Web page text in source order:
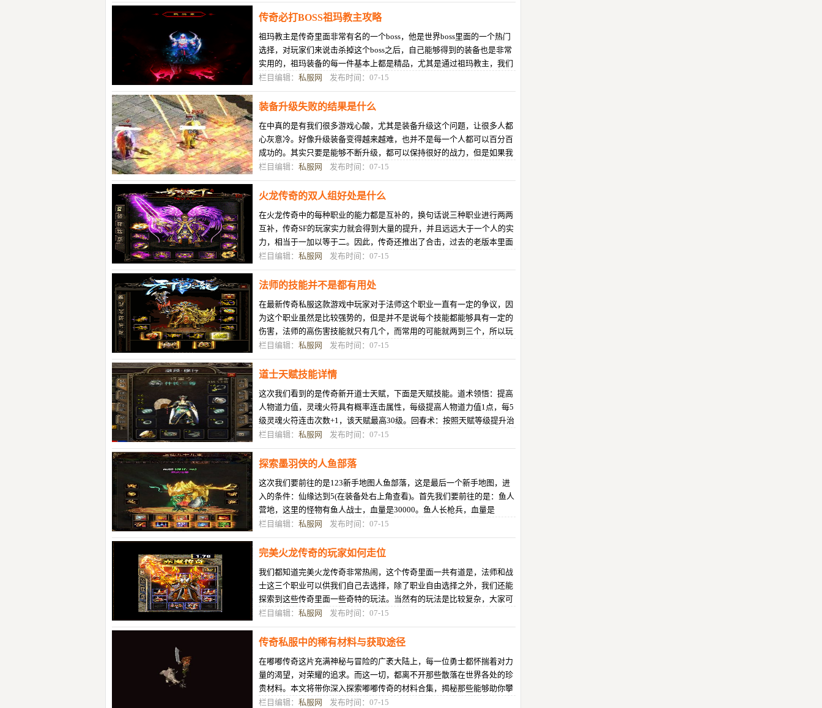
传奇必打BOSS祖玛教主攻略
祖玛教主是传奇里面非常有名的一个boss，他是世界boss里面的一个热门
选择，对玩家们来说击杀掉这个boss之后，自己能够得到的装备也是非常
实用的，祖玛装备的每一件基本上都是精品，尤其是通过祖玛教主，我们
还可以得到很多适合自己的武器，
栏目编辑： 私服网 发布时间：07-15
装备升级失败的结果是什么
在中真的是有我们很多游戏心酸，尤其是装备升级这个问题，让很多人都
心灰意冷。好像升级装备变得越来越难，也并不是每一个人都可以百分百
成功的。其实只要是能够不断升级，都可以保持很好的战力，但是如果我
们升级失败了会怎么样呢？不变等
栏目编辑： 私服网 发布时间：07-15
火龙传奇的双人组好处是什么
在火龙传奇中的每种职业的能力都是互补的，换句话说三种职业进行两两
互补，传奇SF的玩家实力就会得到大量的提升，并且远远大于一个人的实
力，相当于一加以等于二。因此，传奇还推出了合击，过去的老版本里面
就需要大家进行团战才能打完一个
栏目编辑： 私服网 发布时间：07-15
法师的技能并不是都有用处
在最新传奇私服这款游戏中玩家对于法师这个职业一直有一定的争议，因
为这个职业虽然是比较强势的，但是并不是说每个技能都能够具有一定的
伤害，法师的高伤害技能就只有几个，而常用的可能就两到三个，所以玩
家常常觉得这个职业可玩性不是很
栏目编辑： 私服网 发布时间：07-15
道士天赋技能详情
这次我们看到的是传奇新开道士天赋，下面是天赋技能。道术领悟：提高
人物道力值，灵魂火符具有概率连击属性，每级提高人物道力值1点，每5
级灵魂火符连击次数+1，该天赋最高30级。回春术：按照天赋等级提升治
愈术群体治愈术效果，每级提升持
栏目编辑： 私服网 发布时间：07-15
探索墨羽侠的人鱼部落
这次我们要前往的是123新手地图人鱼部落，这是最后一个新手地图，进
入的条件：仙缘达到5(在装备处右上角查看)。首先我们要前往的是：鱼人
营地，这里的怪物有鱼人战士，血量是30000。鱼人长枪兵，血量是
90000。外表憨憨的鲤鱼王，血量是350
栏目编辑： 私服网 发布时间：07-15
完美火龙传奇的玩家如何走位
我们都知道完美火龙传奇非常热闹，这个传奇里面一共有道是，法师和战
士这三个职业可以供我们自己去选择，除了职业自由选择之外，我们还能
探索到这些传奇里面一些奇特的玩法。当然有的玩法是比较复杂，大家可
以根据自己的个人情况进行选择哦
栏目编辑： 私服网 发布时间：07-15
传奇私服中的稀有材料与获取途径
在嘟嘟传奇这片充满神秘与冒险的广袤大陆上，每一位勇士都怀揣着对力
量的渴望，对荣耀的追求。而这一切，都离不开那些散落在世界各处的珍
贵材料。本文将带你深入探索嘟嘟传奇的材料合集，揭秘那些能够助你攀
上力量巅峰的关键元素。一、基础
栏目编辑： 私服网 发布时间：07-15